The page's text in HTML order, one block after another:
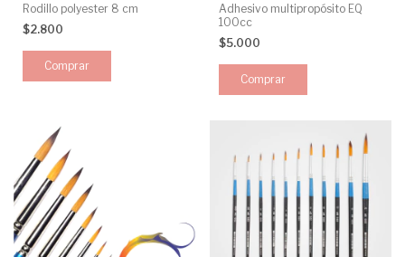
Rodillo polyester 8 cm
$2.800
Adhesivo multipropósito EQ
100cc
$5.000